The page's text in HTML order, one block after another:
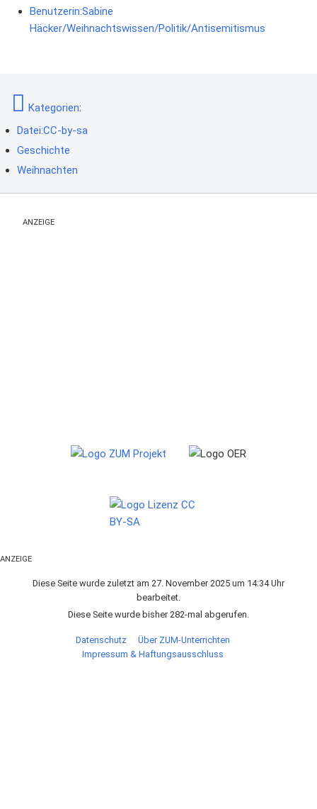
Benutzerin:Sabine
Häcker/Weihnachtswissen/Politik/Antisemitismus
Kategorien:
Datei:CC-by-sa
Geschichte
Weihnachten
ANZEIGE
ANZEIGE
Diese Seite wurde zuletzt am 27. November 2025 um 14:34 Uhr
bearbeitet.
Diese Seite wurde bisher 282-mal abgerufen.
Datenschutz
Über ZUM-Unterrichten
Impressum & Haftungsausschluss